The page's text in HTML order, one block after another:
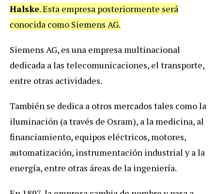
Halske. Esta empresa posteriormente será
conocida como Siemens AG.
Siemens AG, es una empresa multinacional
dedicada a las telecomunicaciones, el transporte,
entre otras actividades.
También se dedica a otros mercados tales como la
iluminación (a través de Osram), a la medicina, al
financiamiento, equipos eléctricos, motores,
automatización, instrumentación industrial y a la
energía, entre otras áreas de la ingeniería.